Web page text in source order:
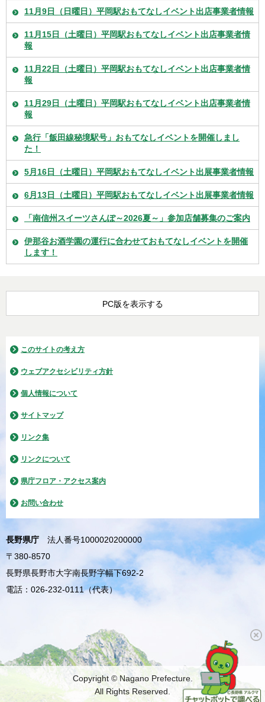
11月9日（日曜日）平岡駅おもてなしイベント出店事業者情報
11月15日（土曜日）平岡駅おもてなしイベント出店事業者情
報
11月22日（土曜日）平岡駅おもてなしイベント出店事業者情
報
11月29日（土曜日）平岡駅おもてなしイベント出店事業者情
報
急行「飯田線秘境駅号」おもてなしイベントを開催しまし
た！
5月16日（土曜日）平岡駅おもてなしイベント出展事業者情報
6月13日（土曜日）平岡駅おもてなしイベント出展事業者情報
「南信州スイーツさんぽ～2026夏～」参加店舗募集のご案内
伊那谷お酒学園の運行に合わせておもてなしイベントを開催
します！
PC版を表示する
このサイトの考え方
ウェブアクセシビリティ方針
個人情報について
サイトマップ
リンク集
リンクについて
県庁フロア・アクセス案内
お問い合わせ
長野県庁
法人番号1000020200000
〒380-8570
長野県長野市大字南長野字幅下692-2
電話：026-232-0111（代表）
Copyright © Nagano Prefecture.
All Rights Reserved.